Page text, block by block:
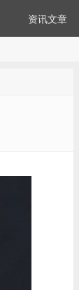
资讯文章